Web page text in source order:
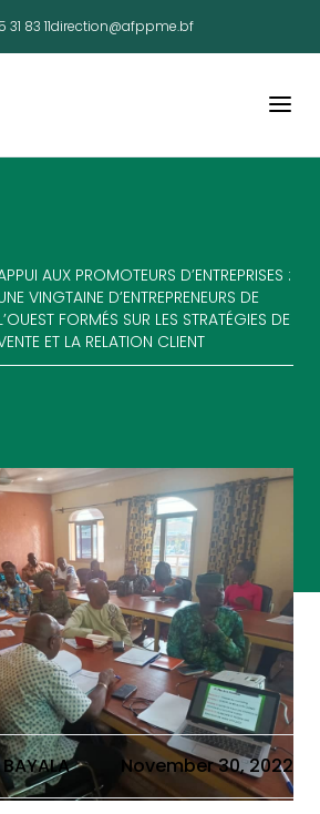
83 11direction@afppme.bf
AUX PROMOTEURS D’ENTREPRISES :
VINGTAINE D’ENTREPRENEURS DE
FORMÉS SUR LES STRATÉGIES DE
ET LA RELATION CLIENT
November 30, 2022